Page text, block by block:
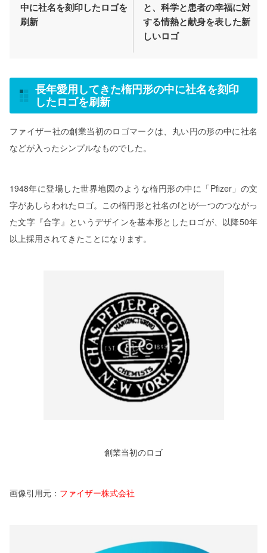
中に社名を刻印したロゴを
刷新
と、科学と患者の幸福に対
する情熱と献身を表した新
しいロゴ
長年愛用してきた楕円形の中に社名を刻印
したロゴを刷新
ファイザー社の創業当初のロゴマークは、丸い円の形の中に社名
などが入ったシンプルなものでした。
1948年に登場した世界地図のような楕円形の中に「Pfizer」の文
字があしらわれたロゴ。この楕円形と社名のfとiが一つのつながっ
た文字『合字』というデザインを基本形としたロゴが、以降50年
以上採用されてきたことになります。
創業当初のロゴ
画像引用元： ファイザー株式会社